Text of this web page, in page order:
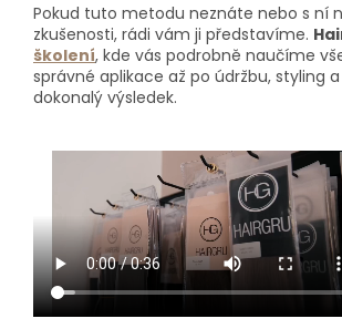
Pokud tuto metodu neznáte nebo s ní
zkušenosti, rádi vám ji představíme.
školení, kde vás podrobně naučíme
správné aplikace až po údržbu, styling
dokonalý výsledek.